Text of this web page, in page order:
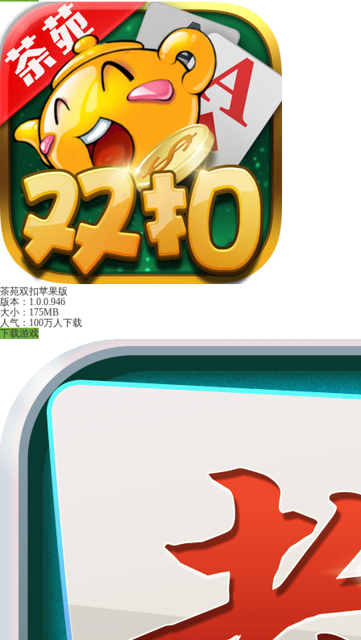
茶苑双扣苹果版
版本：1.0.0.946
大小：175MB
人气：100万人下载
下载游戏